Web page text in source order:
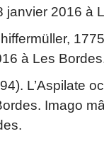
janvier 2016 à
à Les
L’Aspilate
Imago